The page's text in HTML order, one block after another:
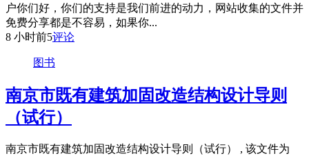
户你们好，你们的支持是我们前进的动力，网站收集的文件并
免费分享都是不容易，如果你...
8 小时前5评论
图书
南京市既有建筑加固改造结构设计导则
（试行）
南京市既有建筑加固改造结构设计导则（试行） , 该文件为